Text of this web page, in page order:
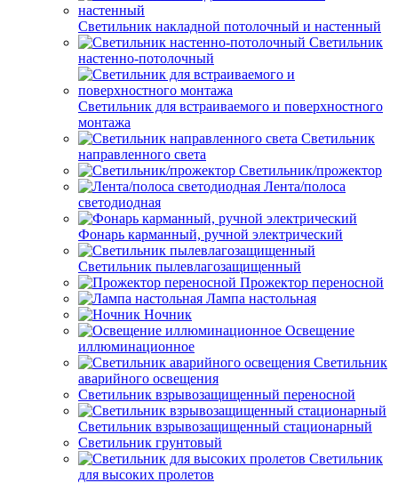
Светильник накладной потолочный и настенный
Светильник
настенно-потолочный
Светильник для встраиваемого и поверхностного
монтажа
Светильник
направленного света
Светильник/прожектор
Лента/полоса
светодиодная
Фонарь карманный, ручной электрический
Светильник пылевлагозащищенный
Прожектор переносной
Лампа настольная
Ночник
Освещение
иллюминационное
Светильник
аварийного освещения
Светильник взрывозащищенный переносной
Светильник взрывозащищенный стационарный
Светильник грунтовый
Светильник
для высоких пролетов